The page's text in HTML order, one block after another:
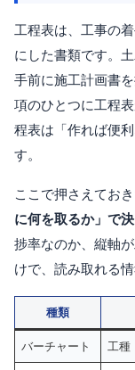
工程表は、工事の
にした書類です。
手前に施工計画書
項のひとつに工程
程表は「作れば便
す。
ここで押さえてお
に何を取るか」で
捗率なのか、縦軸
けで、読み取れる
種類
バーチャート 工種